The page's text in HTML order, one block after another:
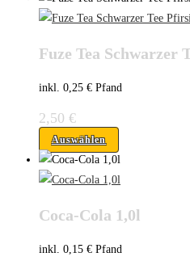
Fuze Tea Schwarzer
inkl. 0,25 € Pfand
2,50 €
Auswählen
Coca-Cola 1,0l
inkl. 0,15 € Pfand